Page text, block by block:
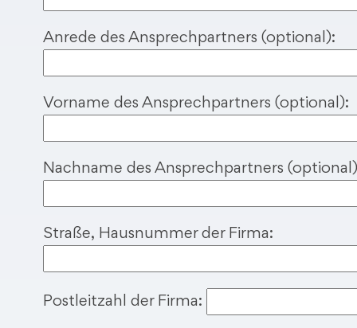
e
e
s
e
l
d
l
Anrede des Ansprechpartners (optional):
Vorname des Ansprechpartners (optional):
Nachname des Ansprechpartners
Straße, Hausnummer der Firma:
Postleitzahl der Firma: